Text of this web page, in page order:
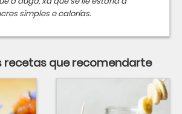
simples e calorías.
recetas que recomendarte